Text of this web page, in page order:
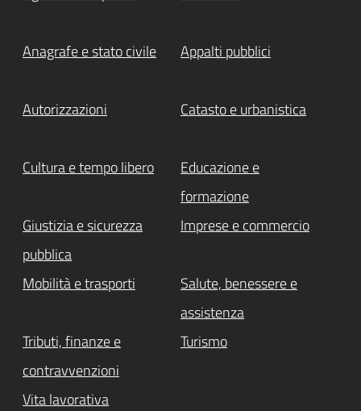
Anagrafe e stato civile Appalti pubblici
Autorizzazioni Catasto e urbanistica
Cultura e tempo libero
Educazione e
formazione
Giustizia e sicurezza
pubblica
Imprese e commercio
Mobilità e trasporti
Salute, benessere e
assistenza
Tributi, finanze e
contravvenzioni
Turismo
Vita lavorativa